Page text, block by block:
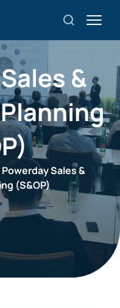
&
Powerday Sales &
(S&OP)